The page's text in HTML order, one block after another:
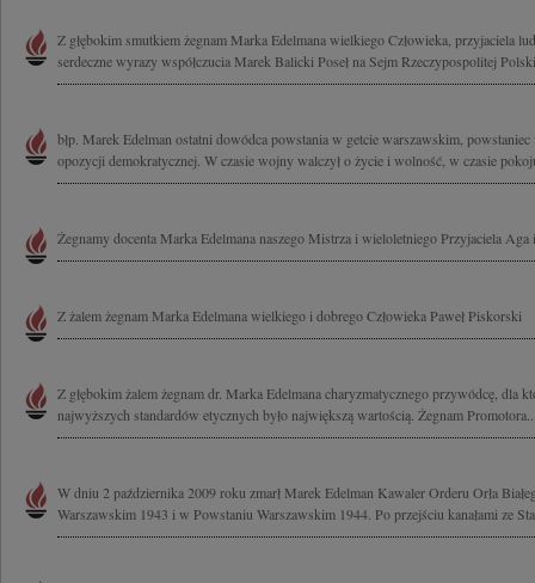
Z głębokim smutkiem żegnam Marka Edelmana wielkiego Człowieka, przyjaciela
serdeczne wyrazy współczucia Marek Balicki Poseł na Sejm Rzeczypospolitej
błp. Marek Edelman ostatni dowódca powstania w getcie warszawskim, powstaniec
opozycji demokratycznej. W czasie wojny walczył o życie i wolność, w czasie
Żegnamy docenta Marka Edelmana naszego Mistrza i wieloletniego Przyjaciela Aga
Z żalem żegnam Marka Edelmana wielkiego i dobrego Człowieka Paweł Piskorski
Z głębokim żalem żegnam dr. Marka Edelmana charyzmatycznego przywódcę, dla
najwyższych standardów etycznych było największą wartością. Żegnam
W dniu 2 października 2009 roku zmarł Marek Edelman Kawaler Orderu Orła
Warszawskim 1943 i w Powstaniu Warszawskim 1944. Po przejściu kanałami ze